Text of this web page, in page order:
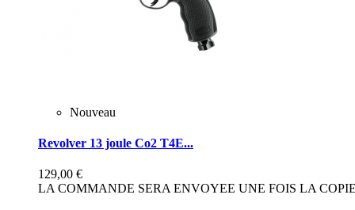
Nouveau
Revolver 13 joule Co2 T4E...
129,00 €
LA COMMANDE SERA ENVOYEE UNE FOIS LA